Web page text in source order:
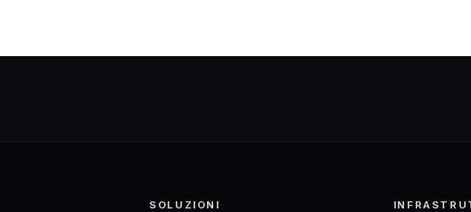
SOLUZIONI